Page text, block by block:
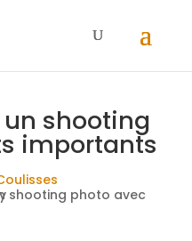
un shooting
importants